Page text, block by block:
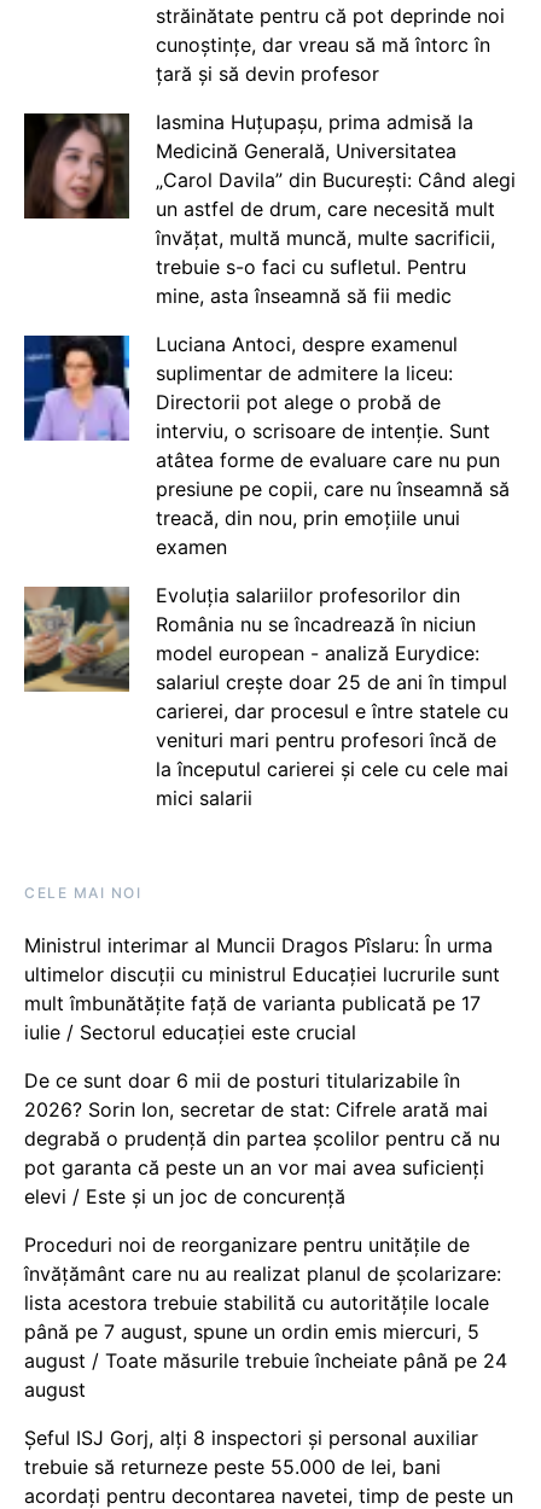
străinătate pentru că pot deprinde noi
cunoștințe, dar vreau să mă întorc în
țară și să devin profesor
Iasmina Huțupașu, prima admisă la
Medicină Generală, Universitatea
„Carol Davila” din București: Când alegi
un astfel de drum, care necesită mult
învățat, multă muncă, multe sacrificii,
trebuie s-o faci cu sufletul. Pentru
mine, asta înseamnă să fii medic
Luciana Antoci, despre examenul
suplimentar de admitere la liceu:
Directorii pot alege o probă de
interviu, o scrisoare de intenție. Sunt
atâtea forme de evaluare care nu pun
presiune pe copii, care nu înseamnă să
treacă, din nou, prin emoțiile unui
examen
Evoluția salariilor profesorilor din
România nu se încadrează în niciun
model european - analiză Eurydice:
salariul crește doar 25 de ani în timpul
carierei, dar procesul e între statele cu
venituri mari pentru profesori încă de
la începutul carierei și cele cu cele mai
mici salarii
CELE MAI NOI
Ministrul interimar al Muncii Dragos Pîslaru: În urma
ultimelor discuții cu ministrul Educației lucrurile sunt
mult îmbunătățite față de varianta publicată pe 17
iulie / Sectorul educației este crucial
De ce sunt doar 6 mii de posturi titularizabile în
2026? Sorin Ion, secretar de stat: Cifrele arată mai
degrabă o prudență din partea școlilor pentru că nu
pot garanta că peste un an vor mai avea suficienți
elevi / Este și un joc de concurență
Proceduri noi de reorganizare pentru unitățile de
învățământ care nu au realizat planul de școlarizare:
lista acestora trebuie stabilită cu autoritățile locale
până pe 7 august, spune un ordin emis miercuri, 5
august / Toate măsurile trebuie încheiate până pe 24
august
Șeful ISJ Gorj, alți 8 inspectori și personal auxiliar
trebuie să returneze peste 55.000 de lei, bani
acordați pentru decontarea navetei, timp de peste un